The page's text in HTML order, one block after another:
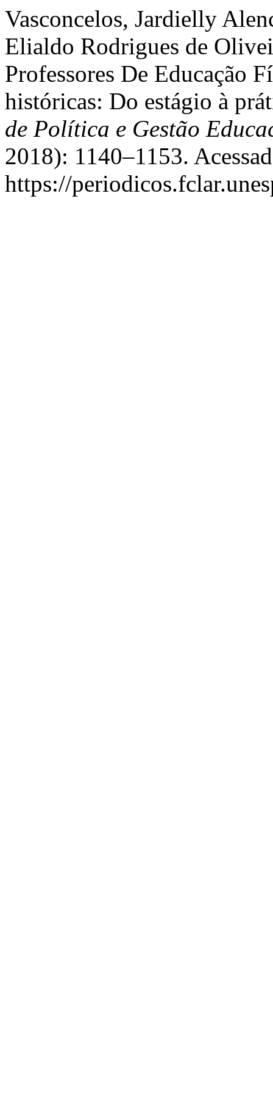
Vasconcelos, Jardielly
Elialdo Rodrigues de
Professores De Educação
históricas: Do estágio à
de Política e Gestão
2018): 1140–1153.
https://